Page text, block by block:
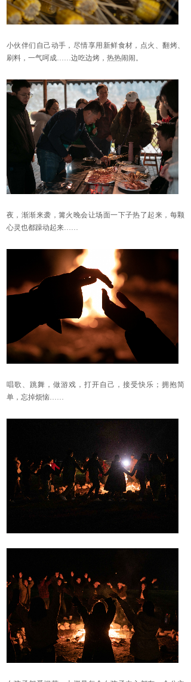
小伙伴们自己动手，尽情享用新鲜食材，点火、翻烤、
刷料，一气呵成……边吃边烤，热热闹闹。
夜，渐渐来袭，篝火晚会让场面一下子热了起来，每颗
心灵也都躁动起来……
唱歌、跳舞，做游戏，打开自己，接受快乐；拥抱简
单，忘掉烦恼……